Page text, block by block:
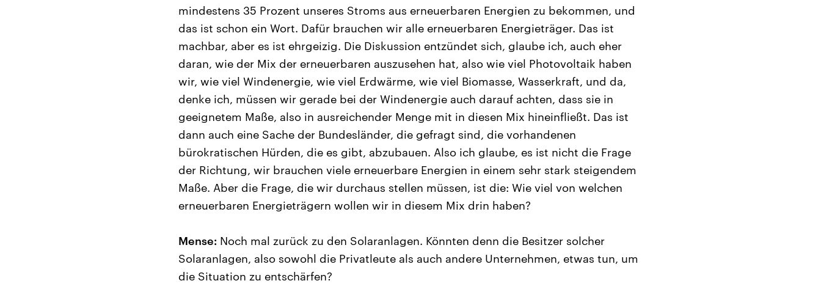
mindestens 35 Prozent unseres Stroms aus erneuerbaren Energien zu bekommen, und
das ist schon ein Wort. Dafür brauchen wir alle erneuerbaren Energieträger. Das ist
machbar, aber es ist ehrgeizig. Die Diskussion entzündet sich, glaube ich, auch eher
daran, wie der Mix der erneuerbaren auszusehen hat, also wie viel Photovoltaik haben
wir, wie viel Windenergie, wie viel Erdwärme, wie viel Biomasse, Wasserkraft, und da,
denke ich, müssen wir gerade bei der Windenergie auch darauf achten, dass sie in
geeignetem Maße, also in ausreichender Menge mit in diesen Mix hineinfließt. Das ist
dann auch eine Sache der Bundesländer, die gefragt sind, die vorhandenen
bürokratischen Hürden, die es gibt, abzubauen. Also ich glaube, es ist nicht die Frage
der Richtung, wir brauchen viele erneuerbare Energien in einem sehr stark steigendem
Maße. Aber die Frage, die wir durchaus stellen müssen, ist die: Wie viel von welchen
erneuerbaren Energieträgern wollen wir in diesem Mix drin haben?
Mense: Noch mal zurück zu den Solaranlagen. Könnten denn die Besitzer solcher
Solaranlagen, also sowohl die Privatleute als auch andere Unternehmen, etwas tun, um
die Situation zu entschärfen?